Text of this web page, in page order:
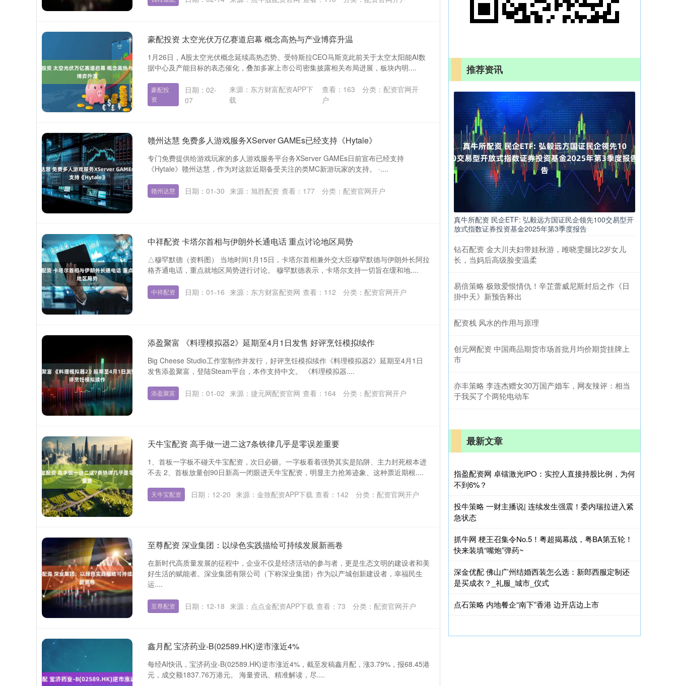
豪配投资 太空光伏万亿赛道启幕 概念高热与产业博弈升温
1月26日，A股太空光伏概念延续高热态势。受特斯拉CEO马斯克此前关于太空太阳能AI数
据中心及产能目标的表态催化，叠加多家上市公司密集披露相关布局进展，板块内明....
豪配投
资
日期：02-
07
来源：东方财富配资APP下
载
查看： 163 分类：配资官网开
户
赣州达慧 免费多人游戏服务XServer GAMEs已经支持《Hytale》
专门免费提供给游戏玩家的多人游戏服务平台务XServer GAMEs日前宣布已经支持
《Hytale》赣州达慧，作为对这款近期备受关注的类MC新游玩家的支持。 ·....
赣州达慧 日期：01-30 来源：旭胜配资 查看： 177 分类： 配资官网开户
中祥配资 卡塔尔首相与伊朗外长通电话 重点讨论地区局势
△穆罕默德（资料图） 当地时间1月15日，卡塔尔首相兼外交大臣穆罕默德与伊朗外长阿拉
格齐通电话，重点就地区局势进行讨论。 穆罕默德表示，卡塔尔支持一切旨在缓和地....
中祥配资 日期：01-16 来源：东方财富配资网 查看： 112 分类： 配资官网开户
添盈聚富 《料理模拟器2》延期至4月1日发售 好评烹饪模拟续作
Big Cheese Studio工作室制作并发行，好评烹饪模拟续作《料理模拟器2》延期至4月1日
发售添盈聚富，登陆Steam平台，本作支持中文。 《料理模拟器....
添盈聚富 日期：01-02 来源：捷元网配资官网 查看： 164 分类： 配资官网开户
天牛宝配资 高手做一进二这7条铁律几乎是零误差重要
1、首板一字板不碰天牛宝配资，次日必砸。一字板看着强势其实是陷阱、主力封死根本进
不去 2、首板放量创90日新高一闭眼进天牛宝配资，明显主力抢筹迹象、这种票近期根....
天牛宝配资 日期：12-20 来源：金致配资APP下载 查看： 142 分类： 配资官网开户
至尊配资 深业集团：以绿色实践描绘可持续发展新画卷
在新时代高质量发展的征程中，企业不仅是经济活动的参与者，更是生态文明的建设者和美
好生活的赋能者。深业集团有限公司（下称深业集团）作为以产城创新建设者，幸福民生
运....
至尊配资 日期：12-18 来源：点点金配资APP下载 查看： 73 分类： 配资官网开户
鑫月配 宝济药业-B(02589.HK)逆市涨近4%
每经AI快讯，宝济药业-B(02589.HK)逆市涨近4%，截至发稿鑫月配，涨3.79%，报68.45港
元，成交额1837.76万港元。 海量资讯、精准解读，尽....
推荐资讯
真牛所配资 民企ETF: 弘毅远方国证民企领先100交易型开
放式指数证券投资基金2025年第3季度报告
钻石配资 金大川夫妇带娃秋游，雎晓雯腿比2岁女儿
长，当妈后高级脸变温柔
易倍策略 极致爱恨情仇！辛芷蕾威尼斯封后之作《日
掛中天》新预告释出
配资栈 风水的作用与原理
创元网配资 中国商品期货市场首批月均价期货挂牌上
市
亦丰策略 李连杰赠女30万国产婚车，网友辣评：相当
于我买了个两轮电动车
最新文章
指盈配资网 卓镭激光IPO：实控人直接持股比例，为何
不到6%？
投牛策略 一财主播说| 连续发生强震！委内瑞拉进入紧
急状态
抓牛网 梗王召集令No.5！粤超揭幕战，粤BA第五轮！
快来装填“嘴炮”弹药~
深金优配 佛山广州结婚西装怎么选：新郎西服定制还
是买成衣？_礼服_城市_仪式
点石策略 内地餐企“南下”香港 边开店边上市